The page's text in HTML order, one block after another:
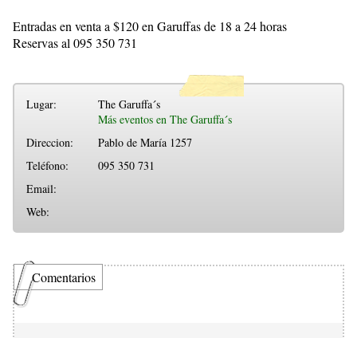
Entradas en venta a $120 en Garuffas de 18 a 24 horas
Reservas al 095 350 731
Lugar:
The Garuffa´s
Más eventos en The Garuffa´s
Direccion:
Pablo de María 1257
Teléfono:
095 350 731
Email:
Web:
Comentarios